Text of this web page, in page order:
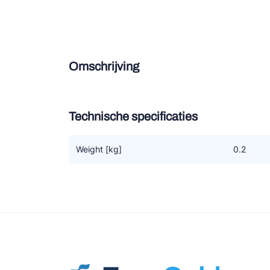
Omschrijving
Technische specificaties
Weight [kg] 0.2